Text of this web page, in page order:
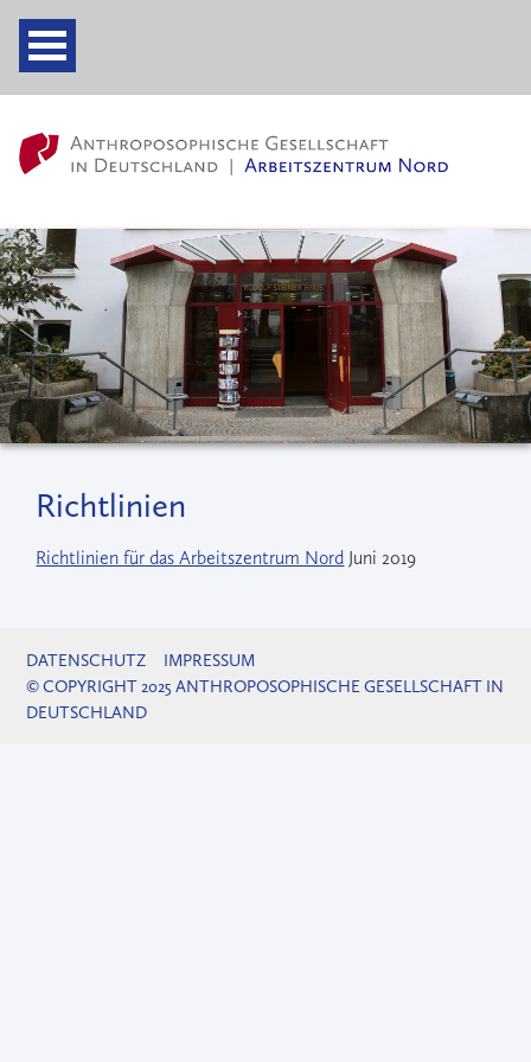
Richtlinien
Richtlinien für das Arbeitszentrum Nord Juni 2019
DATENSCHUTZ
IMPRESSUM
© COPYRIGHT 2025 ANTHROPOSOPHISCHE GESELLSCHAFT IN
DEUTSCHLAND